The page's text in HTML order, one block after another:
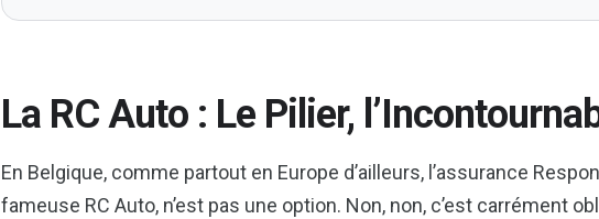
La RC Auto : Le Pilier,
En Belgique, comme partout en Europe d’ailleurs, l’assurance
fameuse RC Auto, n’est pas une option. Non, non, c’est carrément